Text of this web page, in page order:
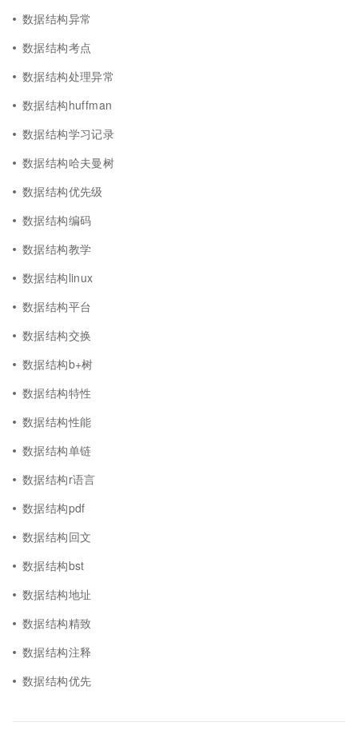
数据结构异常
数据结构考点
数据结构处理异常
数据结构huffman
数据结构学习记录
数据结构哈夫曼树
数据结构优先级
数据结构编码
数据结构教学
数据结构linux
数据结构平台
数据结构交换
数据结构b+树
数据结构特性
数据结构性能
数据结构单链
数据结构r语言
数据结构pdf
数据结构回文
数据结构bst
数据结构地址
数据结构精致
数据结构注释
数据结构优先